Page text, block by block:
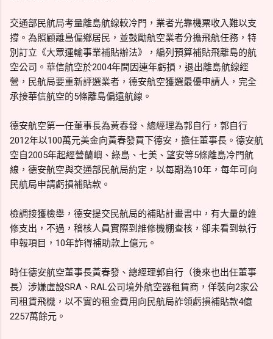
交通部民航局考量離島航線較冷門，業者光靠機票收入難以支
撐。為照顧離島偏鄉居民，並鼓勵航空業者分擔飛航任務，特
別訂立《大眾運輸事業補貼辦法》，編列預算補貼飛離島的航
空公司。華信航空於2004年間因連年虧損，退出離島航線經
營，民航局要重新評選業者，德安航空獲選最優申請人，完全
承接華信航空的5條離島偏遠航線。
德安航空第一任董事長為黃春發、總經理為郭自行，郭自行
2012年以100萬元美金向黃春發買下德安，擔任董事長。德安航
空自2005年起經營蘭嶼、綠島、七美、望安等5條離島冷門航
線，德安航空與交通部民航局約定，以每期為10年，每年可向
民航局申請虧損補貼款。
檢調接獲檢舉，德安提交民航局的補貼計畫書中，有大量的維
修支出，不過，稽核人員實際到維修機棚查核，卻未看到執行
申報項目，10年詐得補助款上億元。
時任德安航空董事長黃春發、總經理郭自行（後來也出任董事
長）涉嫌虛設SRA、RAL公司境外航空器租賃商，佯裝向2家公
司租賃飛機，以不實的租金費用向民航局詐領虧損補貼款4億
2257萬餘元。